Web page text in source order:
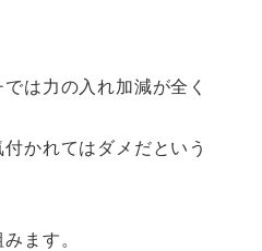
は力の入れ加減が全く
かれてはダメだという
ます。